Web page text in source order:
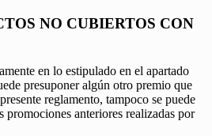
NO CUBIERTOS CON
en lo estipulado en el apartado
presuponer algún otro premio que
reglamento, tampoco se puede
promociones anteriores realizadas por